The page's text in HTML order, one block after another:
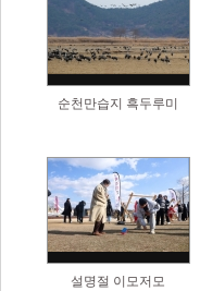
순천만습지 흑두루미
설명절 이모저모